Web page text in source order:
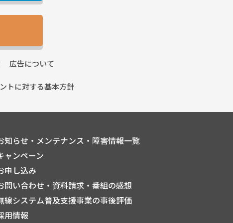
広告について
トに対する基本方針
知らせ・メンテナンス・障害情報一覧
ャンペーン
申し込み
問い合わせ・資料請求・番組の感想
線システム普及支援事業の事後評価
用情報